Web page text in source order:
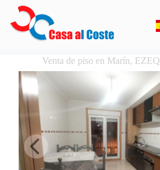
Venta de piso en Marín,